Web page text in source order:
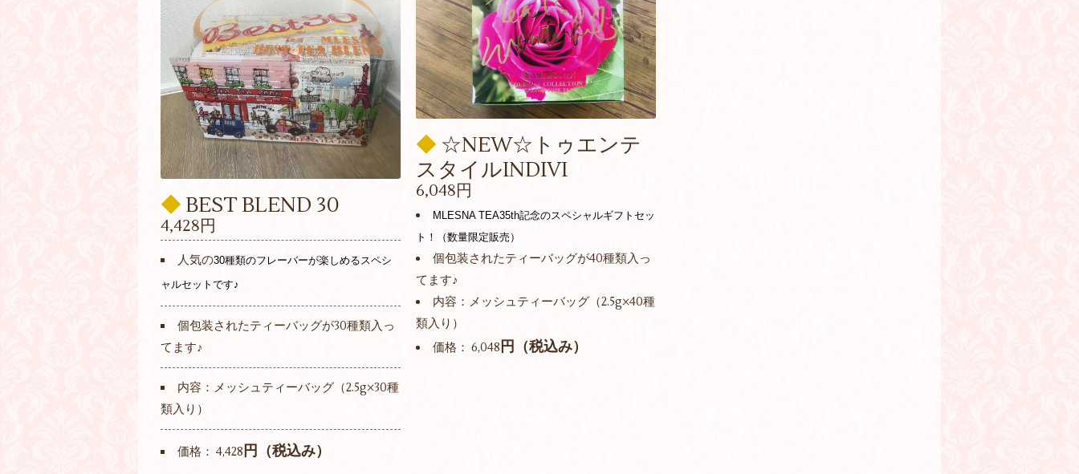
◆BEST BLEND 30
4,428円
人気の30種類のフレーバーが楽しめるスペシ
ャルセットです♪
個包装されたティーバッグが30種類入っ
てます♪
内容：メッシュティーバッグ（2.5g×30種
類入り）
価格： 4,428円（税込み）
◆ ☆NEW☆トゥエンテ
スタイルINDIVI
6,048円
MLESNA TEA35th記念のスペシャルギフトセッ
ト！（数量限定販売）
個包装されたティーバッグが40種類入っ
てます♪
内容：メッシュティーバッグ（2.5g×40種
類入り）
価格： 6,048 円（税込み）